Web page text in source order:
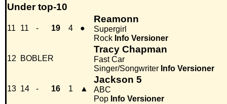
Under top-10
11 11 - 19 4 ●
Reamonn
Supergirl
Rock Info Versioner
12 BOBLER
Tracy Chapman
Fast Car
Singer/Songwriter Info Versioner
13 14 - 16 1 ▲
Jackson 5
ABC
Pop Info Versioner